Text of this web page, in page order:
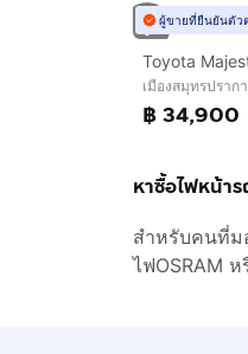
ผู้ขายที่ยืนยันตัว
เมืองสมุทรปราก
฿ 34,900
หาซื้อไฟหน้า
สำหรับคนที่ม
ไฟOSRAM